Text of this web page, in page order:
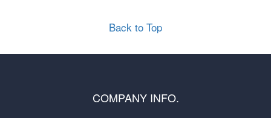
Back to Top
COMPANY INFO.